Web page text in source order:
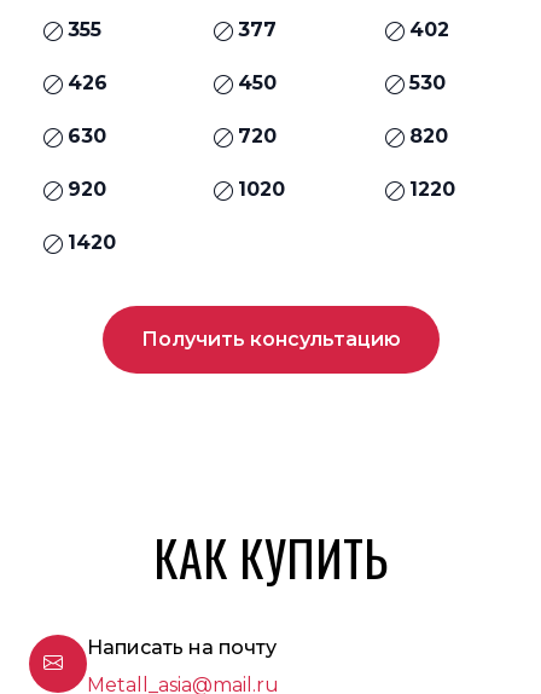
355 377 402
426 450 530
630 720 820
920 1020 1220
1420
Получить консультацию
КАК КУПИТЬ
Написать на почту
Metall_asia@mail.ru